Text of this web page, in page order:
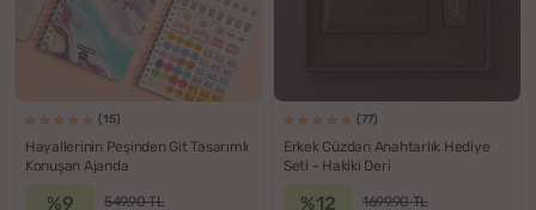
(15)
Hayallerinin Peşinden Git Tasarımlı
Konuşan Ajanda
%9 549.90 TL
(77)
Erkek Cüzdan Anahtarlık Hediye
Seti - Hakiki Deri
%12 1699.90 TL